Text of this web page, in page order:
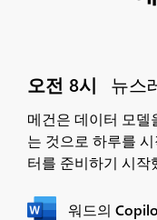
오전 8시 뉴스
메건은 데이터 모
는 것으로 하루를
터를 준비하기 시작
워드의